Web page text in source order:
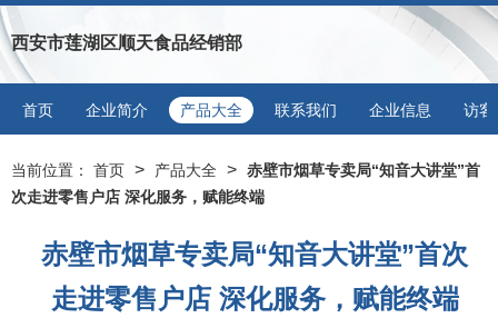
西安市莲湖区顺天食品经销部
首页 企业简介 产品大全 联系我们 企业信息 访客
当前位置： 首页 > 产品大全 > 赤壁市烟草专卖局“知音大讲堂”首
次走进零售户店 深化服务，赋能终端
赤壁市烟草专卖局“知音大讲堂”首次
走进零售户店 深化服务，赋能终端